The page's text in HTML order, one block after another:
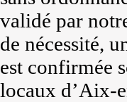
validé par
de nécessité,
est confirmée
locaux d’Aix-